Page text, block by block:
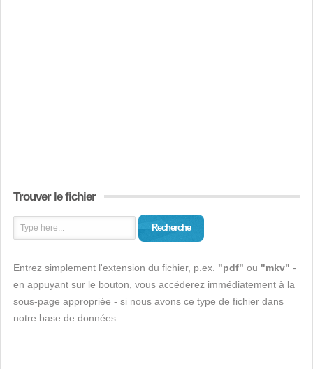
Trouver le fichier
Recherche
Entrez simplement l'extension du fichier, p.ex. "pdf" ou "mkv" -
en appuyant sur le bouton, vous accéderez immédiatement à la
sous-page appropriée - si nous avons ce type de fichier dans
notre base de données.